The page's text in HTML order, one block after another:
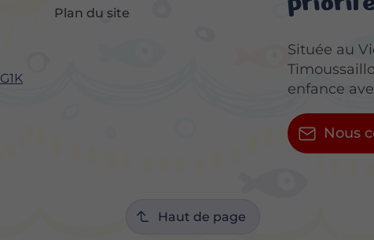
G1K
Plan du site
Située au
enfance
Nous
Haut de page